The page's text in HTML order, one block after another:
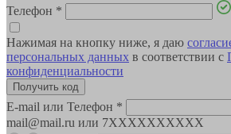
Телефон *
Нажимая на кнопку ниже, я даю
персональных данных в соответствии с
конфиденциальности
E-mail или Телефон *
mail@mail.ru или 7XXXXXXXXXX